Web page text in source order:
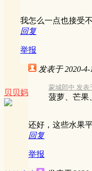
我怎么一点也接受
回复
举报
贝贝妈
发表于 2020-4-
蒙城郎中 发表
菠萝、芒果
还好，这些水果
回复
举报